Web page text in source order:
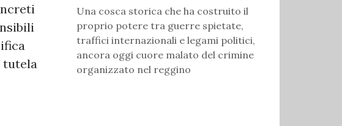
tutela
Una cosca storica che ha costruito il
proprio potere tra guerre spietate,
traffici internazionali e legami politici,
ancora oggi cuore malato del crimine
organizzato nel reggino